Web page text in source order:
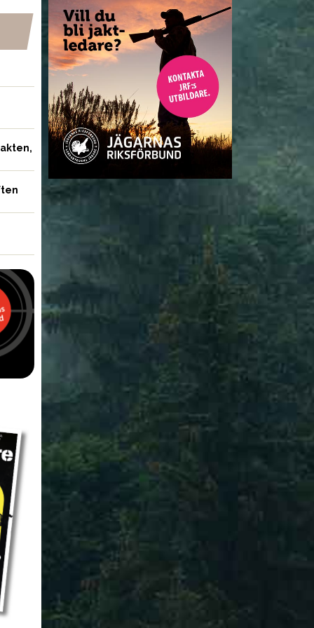
för sent
– Sverige
betala 99 miljoner
Utökad vapengarderob
utreds